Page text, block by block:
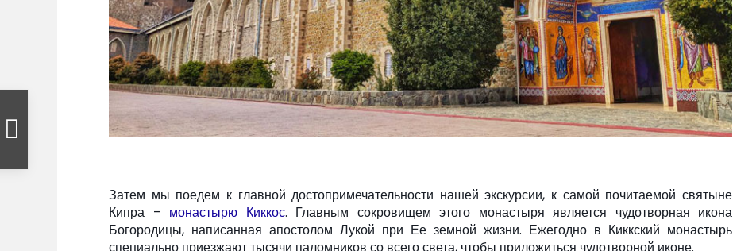
Затем мы поедем к главной достопримечательности нашей экскурсии, к самой почитаемой святыне
Кипра – монастырю Киккос. Главным сокровищем этого монастыря является чудотворная икона
Богородицы, написанная апостолом Лукой при Ее земной жизни. Ежегодно в Киккский монастырь